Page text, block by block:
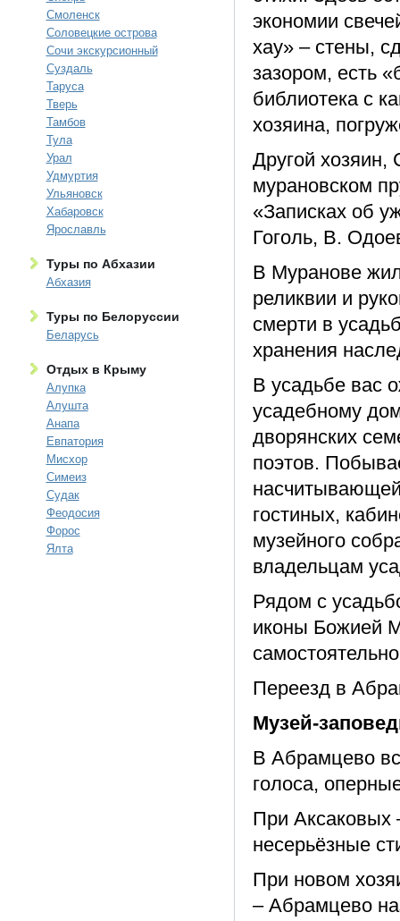
Смоленск
Соловецкие острова
Сочи экскурсионный
Суздаль
Таруса
Тверь
Тамбов
Тула
Урал
Удмуртия
Ульяновск
Хабаровск
Ярославль
Туры по Абхазии
Абхазия
Туры по Белоруссии
Беларусь
Отдых в Крыму
Алупка
Алушта
Анапа
Евпатория
Мисхор
Симеиз
Судак
Феодосия
Форос
Ялта
экономии
хау» – стены,
зазором, есть
библиотека с
хозяина,
Другой хозяин,
мурановском
«Записках об
Гоголь, В.
В Муранове
реликвии и
смерти в
хранения
В усадьбе вас
усадебному
дворянских
поэтов.
гостиных,
музейного
владельцам
Рядом с
иконы Божией
Переезд в
Музей-
В Абрамцево
голоса,
При Аксаковых
несерьёзные
При новом
– Абрамцево